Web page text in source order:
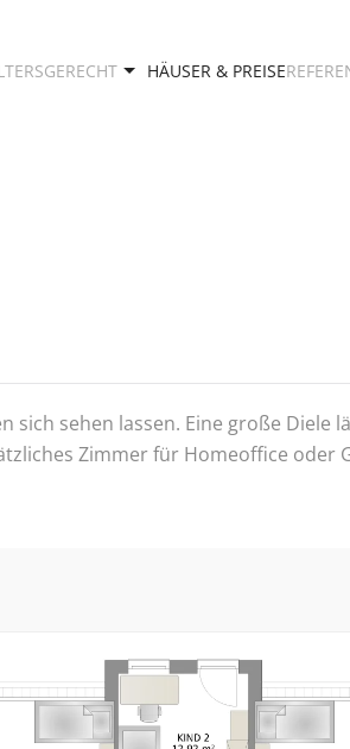
HÄUSER & PREISE
sehen lassen. Eine große Diele
Zimmer für Homeoffice oder